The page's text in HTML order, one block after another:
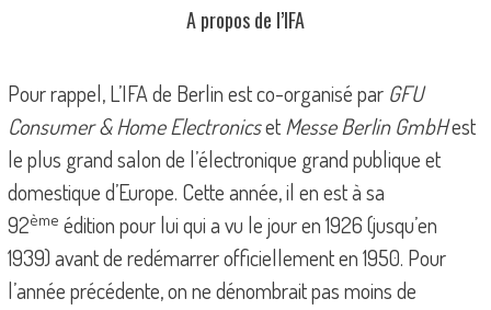
A propos de l’IFA
Pour rappel, L’IFA de Berlin est co-organisé par GFU
Consumer & Home ElectronicsetMesse Berlin GmbHest
le plus grand salon de l’électronique grand publique et
domestique d’Europe. Cette année, il en est à sa
92ème édition pour lui qui a vu le jour en 1926 (jusqu’en
1939) avant de redémarrer officiellement en 1950. Pour
l’année précédente, on ne dénombrait pas moins de